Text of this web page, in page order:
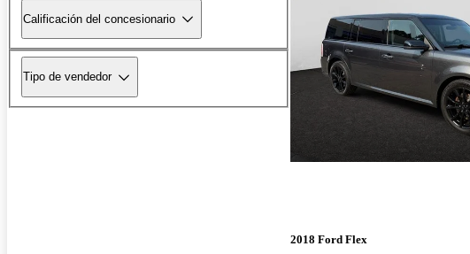
Calificación del concesionario
Tipo de vendedor
2018 Ford Flex